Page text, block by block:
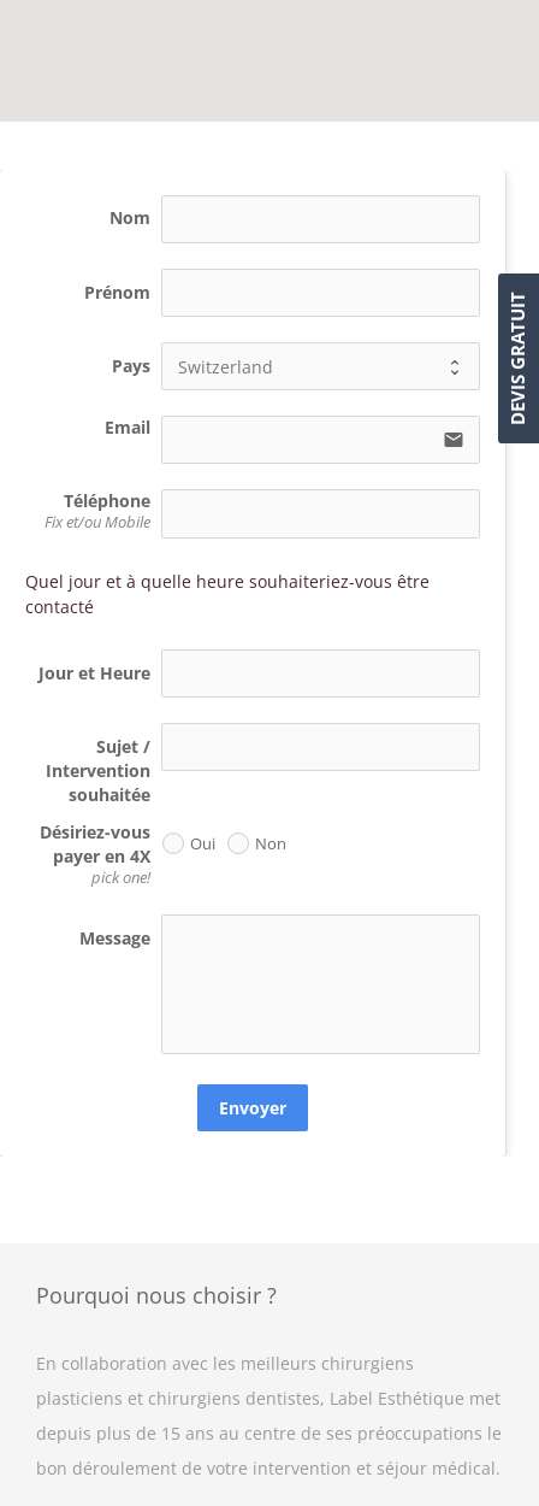
Nom
Prénom
Pays
Email
email
Téléphone
Fix et/ou Mobile
Quel jour et à quelle heure souhaiteriez-vous être
contacté
Jour et Heure
Sujet /
Intervention
souhaitée
Désiriez-vous
payer en 4X
pick one!
Oui Non
Message
Envoyer
Pourquoi nous choisir ?
En collaboration avec les meilleurs chirurgiens
plasticiens et chirurgiens dentistes, Label Esthétique met
depuis plus de 15 ans au centre de ses préoccupations le
bon déroulement de votre intervention et séjour médical.
DEVIS GRATUIT